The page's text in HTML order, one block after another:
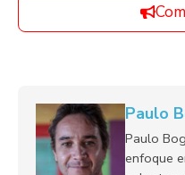
Paulo
Paulo
enfoque